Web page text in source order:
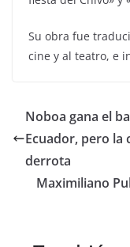
Su obra fue
cine y al teatro, e
Noboa gana el
Ecuador, pero la
derrota
Maximiliano